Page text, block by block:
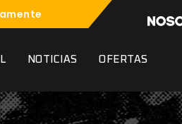
NOTICIAS OFERTAS